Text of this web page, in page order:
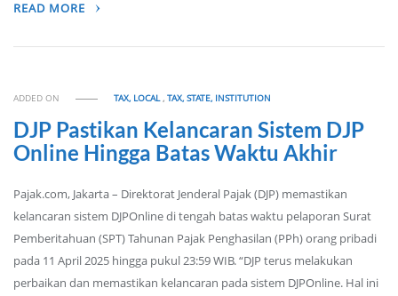
READ MORE
ADDED ON TAX, LOCAL,TAX, STATE, INSTITUTION
DJP Pastikan Kelancaran Sistem DJP
Online Hingga Batas Waktu Akhir
Pajak.com, Jakarta – Direktorat Jenderal Pajak (DJP) memastikan
kelancaran sistem DJPOnline di tengah batas waktu pelaporan Surat
Pemberitahuan (SPT) Tahunan Pajak Penghasilan (PPh) orang pribadi
pada 11 April 2025 hingga pukul 23:59 WIB. “DJP terus melakukan
perbaikan dan memastikan kelancaran pada sistem DJPOnline. Hal ini